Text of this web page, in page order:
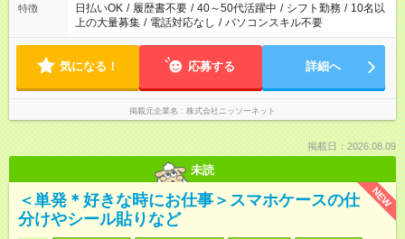
特徴 日払いOK / 履歴書不要 / 40～50代活躍中 / シフト勤務 / 10名以
上の大量募集 / 電話対応なし / パソコンスキル不要
気になる！ 応募する 詳細へ
掲載元企業名 株式会社ニッソーネット
掲載日：2026.08.09
未読
NEW
＜単発＊好きな時にお仕事＞スマホケースの仕
分けやシール貼りなど